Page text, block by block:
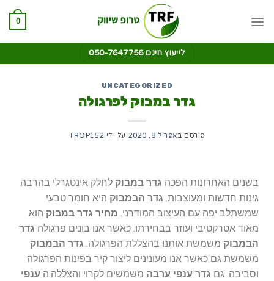
0
לייעוץ חינם 050-7647756
UNCATEGORIZED
גדר במבוק לפרגולה
פורסם באפריל 8, 2020 על ידי TROP152
בשנים האחרונות הפכה גדר במבוק לחלק אינטגרלי בהרבה
גינות חדשות ומעוצבות. גדר הבמבוק היא חומר טבעי
שמשתלב יפה עם העיצוב המודרני. מחיר גדר במבוק הוא
מאוד אטרקטיבי ועוזר בבחירתו. כאשר אנו בונים פרגולה גדר
הבמבוק משמשת אותנו בהצללת הפרגולה. גדר הבמבוק
משמשת גם כאשר אנו מעונינים ליצור קיר בפינות הפרגולה
וסביבה. גם גדר ענפי ערבה משמשים לקרוי והצללה.ה ענפי